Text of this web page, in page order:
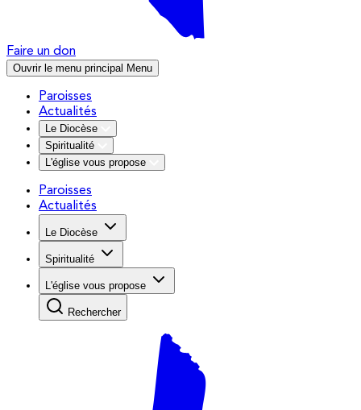
Faire un don
Ouvrir le menu principal Menu
Paroisses
Actualités
Le Diocèse
Spiritualité
L'église vous propose
Paroisses
Actualités
Le Diocèse
Spiritualité
L'église vous propose
Rechercher